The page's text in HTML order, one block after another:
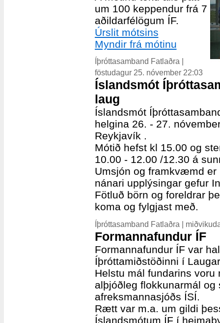
um 100 keppendur frá 7
aðildarfélögum ÍF.
Úrslit mótsins
Myndir frá mótinu
Íþróttasamband Fatlaðra |
föstudagur 25. nóvember 22:03
Íslandsmót
laug
Íslandsmót
helgina 26. - 27.
Reykjavík .
Mótið hefst kl 15.00 og
10.00 - 12.00 /12.30 á
Umsjón og framkvæmd er
nánari upplýsingar gefur
Fötluð börn og foreldrar
koma og fylgjast með.
Íþróttasamband Fatlaðra |
Formannafundur ÍF
Formannafundur ÍF var
Íþróttamiðstöðinni í
Helstu mál fundarins voru
alþjóðleg flokkunarmál
afreksmannasjóðs ÍSÍ.
Rætt var m.a. um gildi
Íslandsmótum ÍF í